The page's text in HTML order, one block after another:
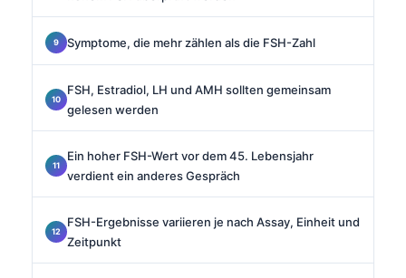
Symptome, die mehr zählen als die FSH-Zahl
FSH, Estradiol, LH und AMH sollten gemeinsam
gelesen werden
Ein hoher FSH-Wert vor dem 45. Lebensjahr
verdient ein anderes Gespräch
FSH-Ergebnisse variieren je nach Assay, Einheit und
Zeitpunkt